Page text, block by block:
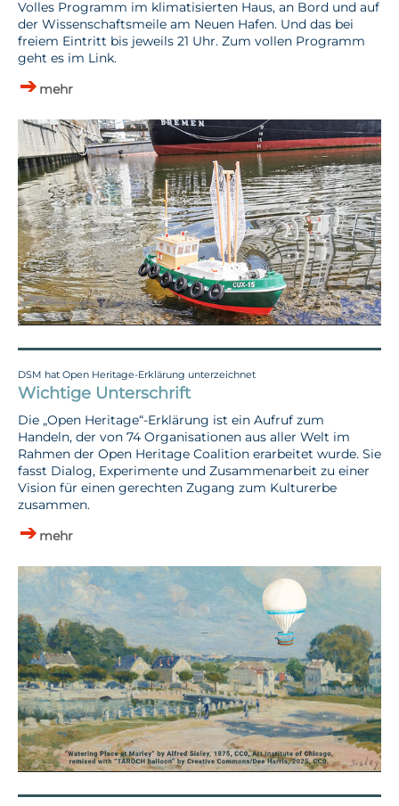
Volles Programm im klimatisierten Haus, an Bord und auf
der Wissenschaftsmeile am Neuen Hafen. Und das bei
freiem Eintritt bis jeweils 21 Uhr. Zum vollen Programm
geht es im Link.
mehr
DSM hat Open Heritage-Erklärung unterzeichnet
Wichtige Unterschrift
Die „Open Heritage“-Erklärung ist ein Aufruf zum
Handeln, der von 74 Organisationen aus aller Welt im
Rahmen der Open Heritage Coalition erarbeitet wurde. Sie
fasst Dialog, Experimente und Zusammenarbeit zu einer
Vision für einen gerechten Zugang zum Kulturerbe
zusammen.
mehr